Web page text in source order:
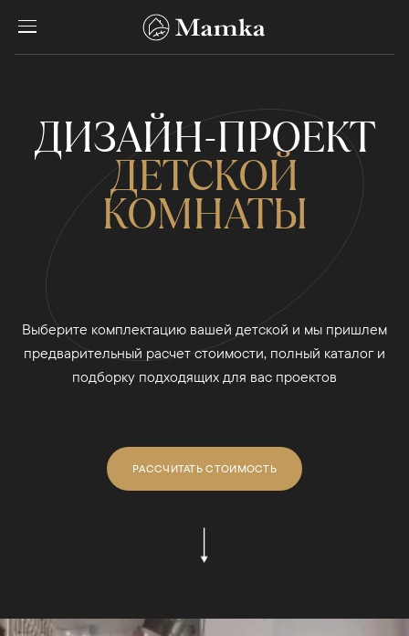
ДИЗАЙН-ПРОЕКТ
ДЕТСКОЙ
КОМНАТЫ
Выберите комплектацию вашей детской и мы пришлем
предварительный расчет стоимости, полный каталог и
подборку подходящих для вас проектов
РАССЧИТАТЬ СТОИМОСТЬ